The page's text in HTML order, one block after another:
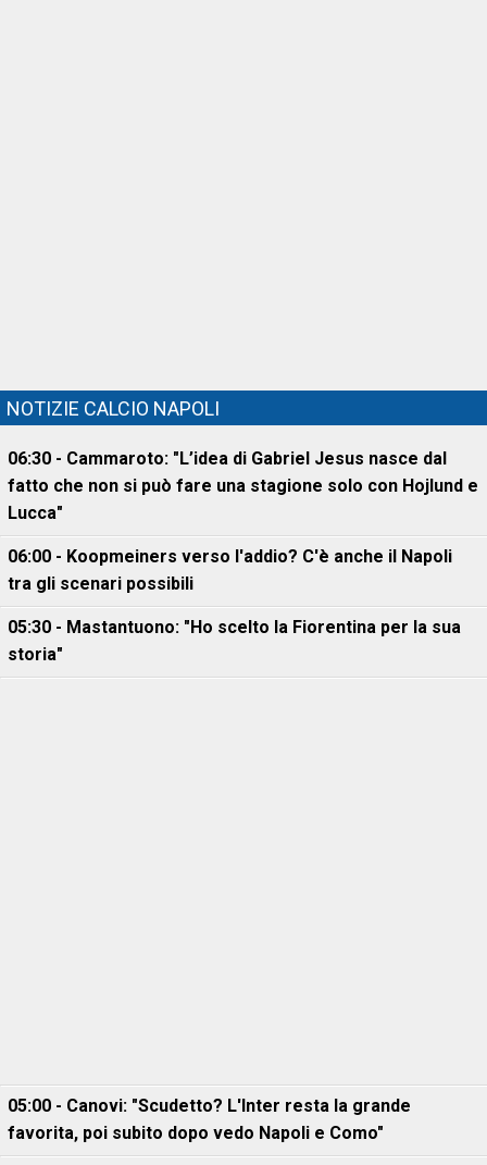
NOTIZIE CALCIO NAPOLI
06:30 - Cammaroto: "L’idea di Gabriel Jesus nasce dal
fatto che non si può fare una stagione solo con Hojlund e
Lucca"
06:00 - Koopmeiners verso l'addio? C'è anche il Napoli
tra gli scenari possibili
05:30 - Mastantuono: "Ho scelto la Fiorentina per la sua
storia"
05:00 - Canovi: "Scudetto? L'Inter resta la grande
favorita, poi subito dopo vedo Napoli e Como"